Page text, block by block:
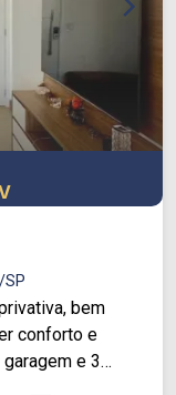
bem
conforto e
e 3